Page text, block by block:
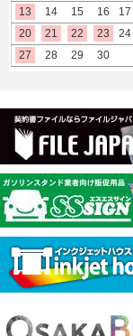
13
14 15 16 17
20
21 22 23 24
27
28 29 30